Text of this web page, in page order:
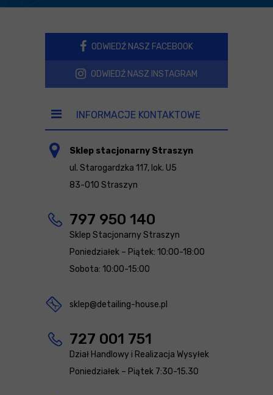
ODWIEDŹ NASZ FACEBOOK
ODWIEDŹ NASZ INSTAGRAM
INFORMACJE KONTAKTOWE
Sklep stacjonarny Straszyn
ul. Starogardzka 117, lok. U5
83-010 Straszyn
797 950 140
Sklep Stacjonarny Straszyn
Poniedziałek – Piątek: 10:00-18:00
Sobota: 10:00-15:00
sklep@detailing-house.pl
727 001 751
Dział Handlowy i Realizacja Wysyłek
Poniedziałek – Piątek 7:30-15.30